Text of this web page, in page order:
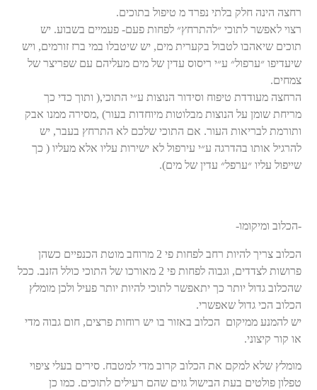
רחצה הינה חלק בלתי נפרד מ טיפול בתוכים.
רצוי לאפשר לתוכי ״להתרחץ״ לפחות פעם- פעמיים בשבוע. יש
תוכים שיאהבו לטבול בקערית מים, יש שיטבלו במי ברז זורמים, ויש
שיעדיפו ״ערפול״ ע״י ריסוס עדין של מים מעליהם עם שפריצר של
צמחים.
הרחצה מעודדת טיפוח וסידור הנוצות ע״י התוכי,( ותוך כדי כך
מריחת שומן על הנוצות מבלוטות מיוחדות בעור) ,מסירה ממנו אבק
ותורמת לבריאות העור. אם התוכי שלכם לא התרחץ בעבר, יש
להרגיל אותו בהדרגה ע״י עירפול לא ישירות עליו אלא מעליו ( כך
שייפול עליו ״ערפל״ עדין של מים).
-הכלוב ומיקומו-
הכלוב צריך להיות רחב לפחות פי 2 מרוחב מוטת הכנפיים כשהן
פרושות לצדדים, וגבוה לפחות פי 2 מאורכו של התוכי כולל הזנב. ככל
שהכלוב גדול יותר כך יתאפשר לתוכי להיות יותר פעיל ולכן מומלץ
הכלוב הכי גדול שאפשרי.
יש להמנע ממיקום הכלוב באזור בו יש רוחות פרצים, חום גבוה מדי
או קור קיצוני.
מומלץ שלא למקם את הכלוב קרוב מדי למטבח. סירים בעלי ציפוי
טפלון פולטים בעת הבישול גזים שהם רעילים לתוכים. כמו כן